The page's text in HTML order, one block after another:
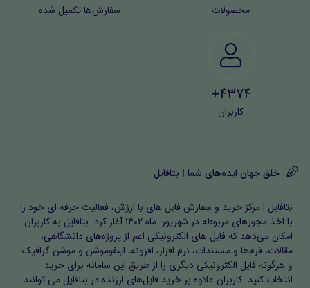
محصولات سفارش‌ها تکمیل شده
4374+
کاربران
خلق جهان ایده‌های شما | بتافایل
بتافایل | مرکز خرید و سفارش فایل های با ارزش، فعالیت حرفه ای خود را
با اخذ مجوزهای مربوطه در شهریور ماه ۱۴۰۲ آغاز کرد. بتافایل به کاربران
امکان می‌دهد که فایل های الکترونیکی اعم از پروژه‌های دانشگاهی،
مقالات، فرم‌ها و مستندات، نرم افزار، افزونه، اینفوموشن و موشن گرافیک
و هرگونه فایل الکترونیکی دیگری را از طریق این سامانه برای خرید
انتخاب کنید. کاربران علاوه بر خرید فایل‌های ارزنده در بتافایل می توانند